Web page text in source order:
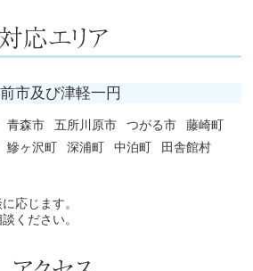
市及び津軽一円
青森市 五所川原市 つがる市
藤崎町
鰺ヶ沢町 深浦町 中泊町
田舎館村
応じます。
ください。